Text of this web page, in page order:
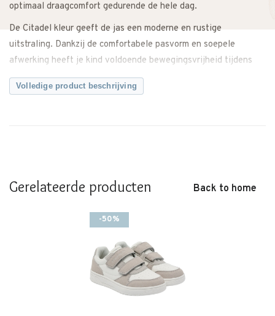
optimaal draagcomfort gedurende de hele dag.
De Citadel kleur geeft de jas een moderne en rustige
uitstraling. Dankzij de comfortabele pasvorm en soepele
afwerking heeft je kind voldoende bewegingsvrijheid tijdens
school, spelen en buitenactiviteiten. De bomberstijl zorgt voor
een eigentijdse en stoere look.
Twijfel je over de maat? Neem gerust contact met ons op. We
• Bomber Jacket van EN FANT
• Zachte, comfortabele stof
Volledige product beschrijving
Gerelateerde producten Back to home
-50%